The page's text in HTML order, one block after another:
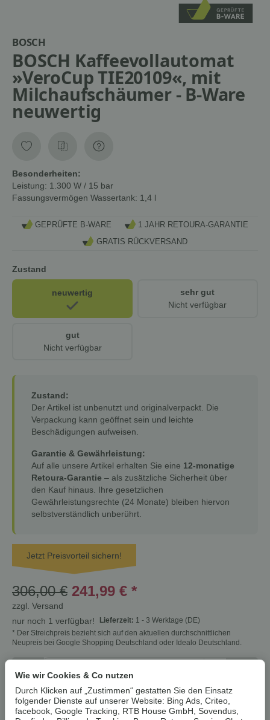
BOSCH
BOSCH Kaffeevollautomat
»VeroCup TIE20109«, mit
Milchaufschäumer - B-Ware
neuwertig
Besonderheiten:
Leistung: 1.300 W / 15 bar
Fassungsvermögen Wassertank: 1,4 l
GEPRÜFTE B-WARE
1 JAHR RETOURA-GARANTIE
GRATIS RÜCKVERSAND
Zustand
neuwertig
sehr gut
Nicht verfügbar
gut
Nicht verfügbar
Zustand:
Der Artikel ist unbenutzt und originalverpackt. Die
Verpackung kann geöffnet sein und leichte
Beschädigungen aufweisen.
Garantie & Gewährleistung:
Auf alle unsere Artikel erhalten Sie eine 12-monatige
Retoura-Garantie – als zusätzliche Sicherheit über
den Kauf hinaus. Ihre gesetzlichen
Gewährleistungsrechte (24 Monate) bleiben hiervon
selbstverständlich unberührt.
Jetzt Preisvorteil sichern!
306,00 € 241,99 € *
zzgl. Versand
nur noch 1 verfügbar!
Lieferzeit: 1 - 3 Werktage (DE)
* Der Streichpreis bezieht sich auf den aktuellen durchschnittlichen
Neupreis bei Google Shopping Deutschland oder Idealo Deutschland.
In den Warenkorb
Wie wir Cookies & Co nutzen
Durch Klicken auf „Zustimmen“ gestatten Sie den Einsatz
folgender Dienste auf unserer Website: Bing Ads, Criteo,
facebook, Google Tracking, RTB House GmbH, Sovendus,